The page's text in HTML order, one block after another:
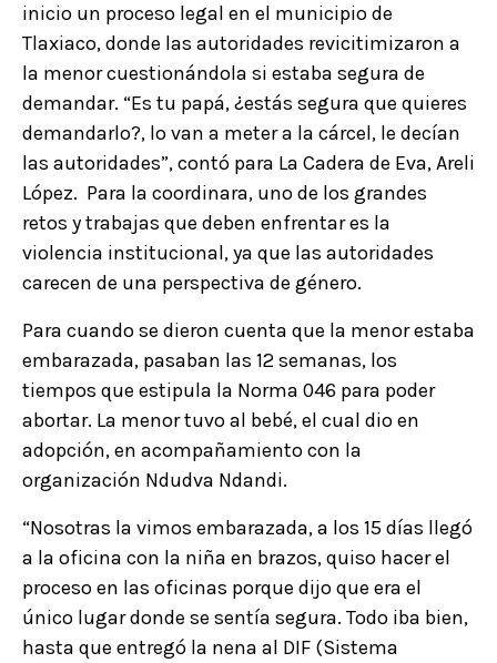
inicio un proceso legal en el municipio de
Tlaxiaco, donde las autoridades revicitimizaron a
la menor cuestionándola si estaba segura de
demandar. “Es tu papá, ¿estás segura que quieres
demandarlo?, lo van a meter a la cárcel, le decían
las autoridades”, contó para La Cadera de Eva, Areli
López. Para la coordinara, uno de los grandes
retos y trabajas que deben enfrentar es la
violencia institucional, ya que las autoridades
carecen de una perspectiva de género.
Para cuando se dieron cuenta que la menor estaba
embarazada, pasaban las 12 semanas, los
tiempos que estipula la Norma 046 para poder
abortar. La menor tuvo al bebé, el cual dio en
adopción, en acompañamiento con la
organización Ndudva Ndandi.
“Nosotras la vimos embarazada, a los 15 días llegó
a la oficina con la niña en brazos, quiso hacer el
proceso en las oficinas porque dijo que era el
único lugar donde se sentía segura. Todo iba bien,
hasta que entregó la nena al DIF (Sistema